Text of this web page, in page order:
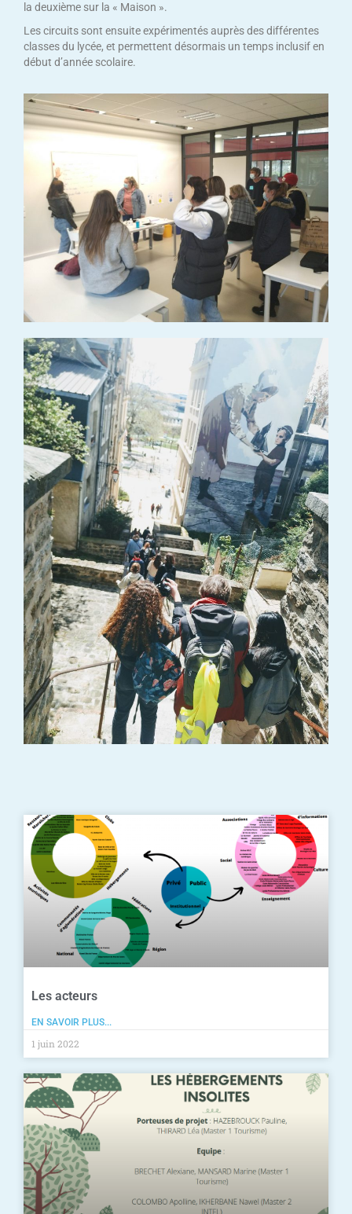
la deuxième sur la « Maison ».
Les circuits sont ensuite expérimentés auprès des différentes
classes du lycée, et permettent désormais un temps inclusif en
début d’année scolaire.
Les acteurs
EN SAVOIR PLUS...
1 juin 2022